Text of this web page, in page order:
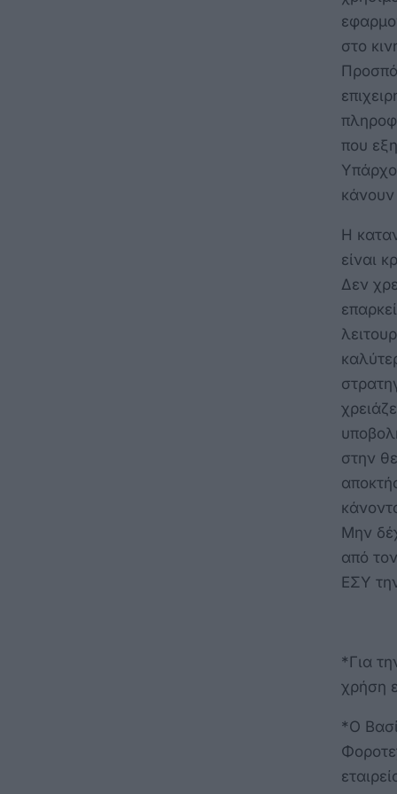
στο
που
κάνουν
Η
είναι
Δεν
στην
Μην
από
ΕΣΥ
*Για
χρήση
*Ο